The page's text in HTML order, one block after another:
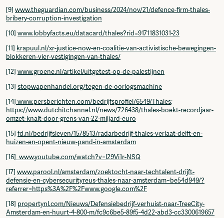
[9] www.theguardian.com/business/2024/nov/21/defence-firm-thales-
bribery-corruption-investigation
[10] www.lobbyfacts.eu/datacard/thales?rid=91711831031-23
[11] krapuul.nl/xr-justice-now-en-coalitie-van-activistische-bewegingen-
blokkeren-vier-vestigingen-van-thales/
[12] www.groene.nl/artikel/uitgetest-op-de-palestijnen
[13] stopwapenhandel.org/tegen-de-oorlogsmachine
[14] www.persberichten.com/bedrijfsprofiel/6549/Thales;
https://www.dutchitchannel.nl/news/726438/thales-boekt-recordjaar-
omzet-knalt-door-grens-van-22-miljard-euro
[15] fd.nl/bedrijfsleven/1578513/radarbedrijf-thales-verlaat-delft-en-
huizen-en-opent-nieuw-pand-in-amsterdam
[16] www.youtube.com/watch?v=l29Vi1r-NSQ
[17] www.parool.nl/amsterdam/zoektocht-naar-techtalent-drijft-
defensie-en-cybersecurityreus-thales-naar-amsterdam~be54d949/?
referrer=https%3A%2F%2Fwww.google.com%2F
[18] propertynl.com/Nieuws/Defensiebedrijf-verhuist-naar-TreeCity-
Amsterdam-en-huurt-4-800-m/fc9c6be5-89f5-4d22-abd3-cc3300619657